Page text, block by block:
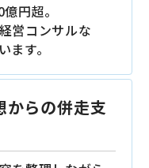
円超。
営コンサルな
す。
からの併走支